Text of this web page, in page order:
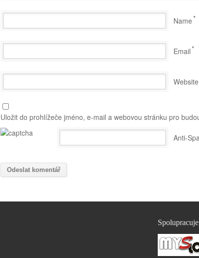
Name*
Email*
Website
Uložit do prohlížeče jméno, e-mail a webovou stránku pro
Anti-